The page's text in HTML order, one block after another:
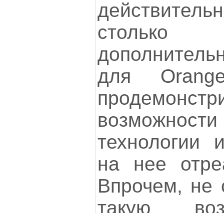
для
технологии
на нее
Впрочем, не
такую